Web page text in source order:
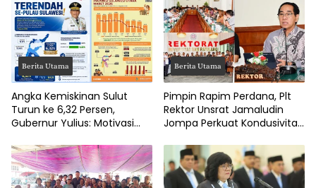
Berita Utama
Angka Kemiskinan Sulut
Turun ke 6,32 Persen,
Gubernur Yulius: Motivasi
Berita Utama
Pimpin Rapim Perdana, Plt
Rektor Unsrat Jamaludin
Jompa Perkuat Kondusivitas